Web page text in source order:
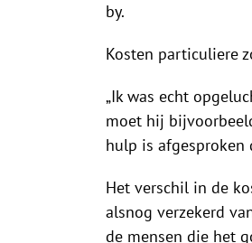
by.
Kosten particuliere
„Ik was echt
moet hij
hulp is
Het verschil in de
alsnog verzekerd
de mensen die het